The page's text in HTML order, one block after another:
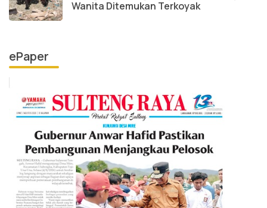
Wanita Ditemukan Terkoyak
ePaper